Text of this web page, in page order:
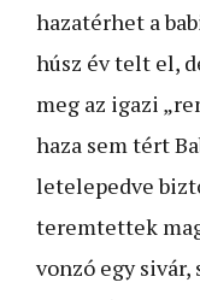
hazatérhet a
húsz év telt el,
meg az igazi
haza sem tért
letelepedve
teremtettek
vonzó egy